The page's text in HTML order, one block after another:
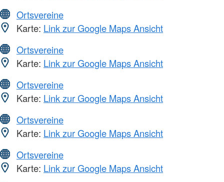
Ortsvereine
Karte: Link zur Google Maps Ansicht
Ortsvereine
Karte: Link zur Google Maps Ansicht
Ortsvereine
Karte: Link zur Google Maps Ansicht
Ortsvereine
Karte: Link zur Google Maps Ansicht
Ortsvereine
Karte: Link zur Google Maps Ansicht